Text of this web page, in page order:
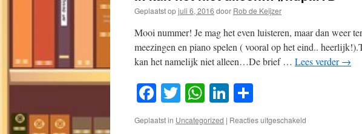
Geplaatst opjuli 6, 2016 door Rob de Keijzer
Mooi nummer! Je mag het even luisteren, maar dan weer
meezingen en piano spelen ( vooral op het eind..
kan het namelijk niet alleen…De brief … Lees verder→
Facebook
TwitterWhatsApp
LinkedIn
Geplaatst in Uncategorized | Reacties uitgeschakeld